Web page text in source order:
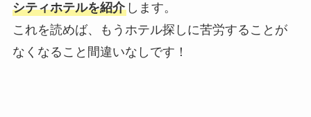
シティホテルを紹介します。
これを読めば、もうホテル探しに苦労することが
なくなること間違いなしです！